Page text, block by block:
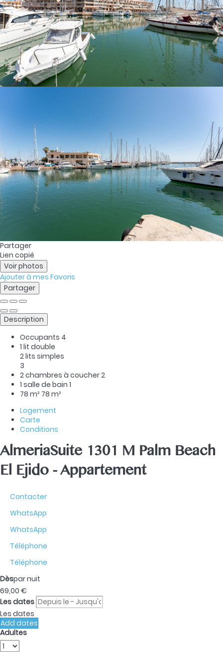
Partager
Lien copié
Voir photos
Ajouter à mes Favoris
Partager
Description
Occupants 4
1 lit double
2 lits simples
3
2 chambres à coucher2
1 salle de bain 1
78 m² 78 m²
Logement
Carte
Conditions
AlmeriaSuite 1301 M Palm Beach
El Ejido -Appartement
Contacter
WhatsApp
WhatsApp
Téléphone
Téléphone
Dèspar nuit
69,00 €
Les dates
Les dates
Add dates
Adultes